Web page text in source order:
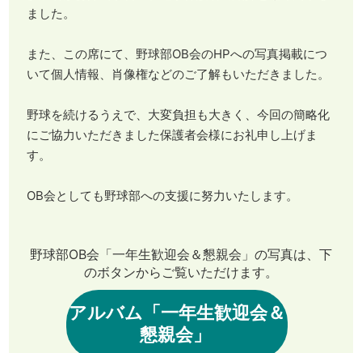
ました。
また、この席にて、野球部OB会のHPへの写真掲載につ
いて個人情報、肖像権などのご了解もいただきました。
野球を続けるうえで、大変負担も大きく、今回の簡略化
にご協力いただきました保護者会様にお礼申し上げま
す。
OB会としても野球部への支援に努力いたします。
野球部OB会「一年生歓迎会＆懇親会」の写真は、下
のボタンからご覧いただけます。
アルバム「一年生歓迎会＆
懇親会」